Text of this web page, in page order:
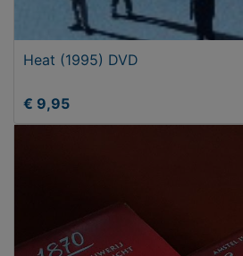
Heat (1995) DVD
€ 9,95